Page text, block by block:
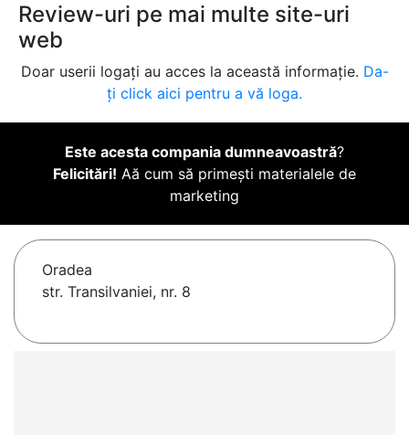
Review-uri pe mai multe site-uri
web
Doar userii logați au acces la această informație. Da-
ți click aici pentru a vă loga.
Este acesta compania dumneavoastră?
Felicitări! Aă cum să primești materialele de
marketing
Oradea
str. Transilvaniei, nr. 8